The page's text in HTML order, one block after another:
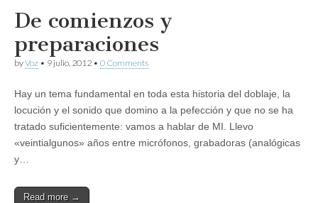
De comienzos y
preparaciones
byVoz • 9 julio, 2012 • 0 Comments
Hay un tema fundamental en toda esta historia del doblaje, la
locución y el sonido que domino a la pefección y que no se ha
tratado suficientemente: vamos a hablar de MI. Llevo
«veintialgunos» años entre micrófonos, grabadoras (analógicas
y…
Read more →